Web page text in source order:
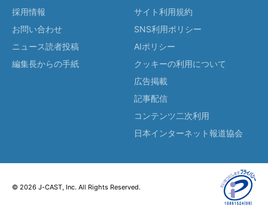
採用情報
お問い合わせ
ニュース読者投稿
編集長からの手紙
サイト利用規約
SNS利用ポリシー
AIポリシー
クッキーの利用について
広告掲載
記事配信
コンテンツ二次利用
日本インターネット報道協会
© 2026 J-CAST, Inc. All Rights Reserved.